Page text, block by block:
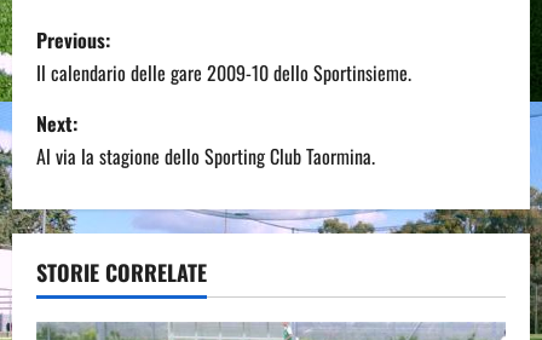
P
o
s
t
n
a
Previous:
Il calendario delle gare 2009-10 dello Sportinsieme.
Next:
Al via la stagione dello Sporting Club Taormina.
STORIE CORRELATE